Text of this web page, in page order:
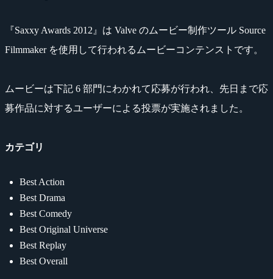
『Saxxy Awards 2012』は Valve のムービー制作ツール Source
Filmmaker を使用して行われるムービーコンテンストです。
ムービーは下記 6 部門にわかれて応募が行われ、先日まで応
募作品に対するユーザーによる投票が実施されました。
カテゴリ
Best Action
Best Drama
Best Comedy
Best Original Universe
Best Replay
Best Overall